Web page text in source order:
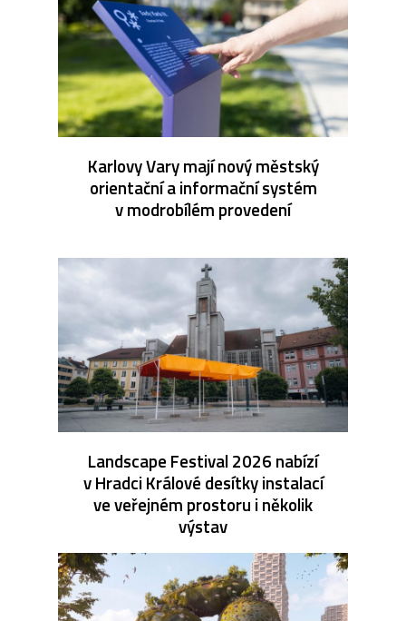
Karlovy Vary mají nový městský
orientační a informační systém
v modrobílém provedení
Landscape Festival 2026 nabízí
v Hradci Králové desítky instalací
ve veřejném prostoru i několik
výstav